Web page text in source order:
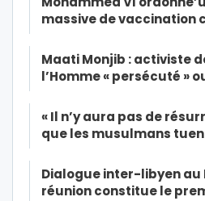
massive de vaccination
Maati Monjib : activiste
l’Homme « persécuté »
« Il n’y aura pas de
que les musulmans
Dialogue inter-libyen au
réunion constitue le